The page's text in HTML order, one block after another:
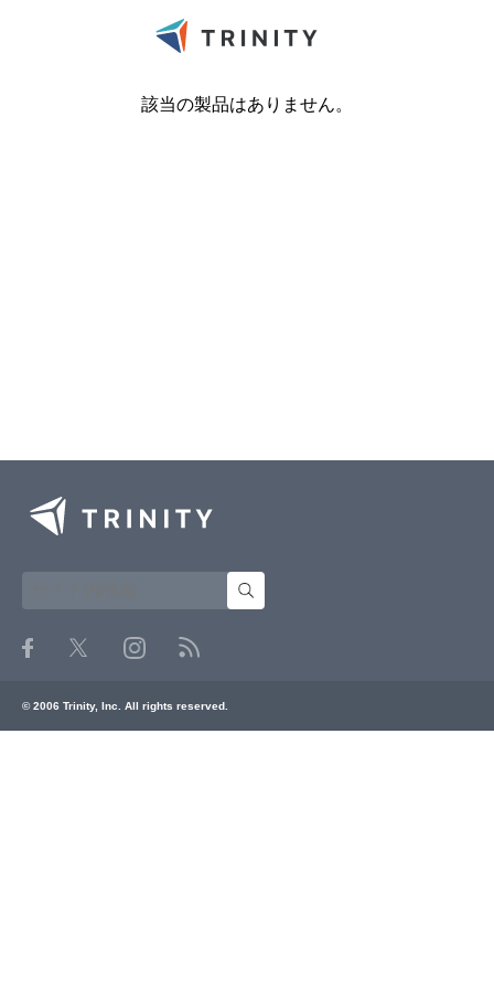
該当の製品はありません。
© 2006 Trinity, Inc. All rights reserved.